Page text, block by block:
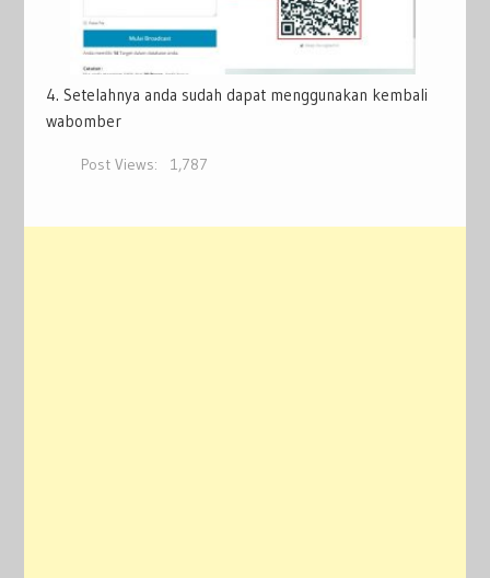
4. Setelahnya anda sudah dapat menggunakan kembali
wabomber
Post Views: 1,787